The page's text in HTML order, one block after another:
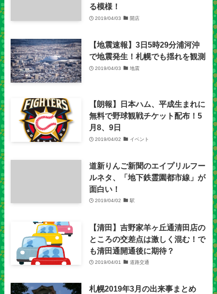
る模様！
2019/04/03 開店
【地震速報】3日5時29分浦河沖
で地震発生！札幌でも揺れを観測
2019/04/03 地震
【朗報】日本ハム、平成生まれに
無料で野球観戦チケット配布！5
月8、9日
2019/04/02 イベント
道新りんご新聞のエイプリルフー
ルネタ、「地下鉄霊園都市線」が
面白い！
2019/04/02 駅
【清田】吉野家羊ヶ丘通清田店の
ところの交差点は激しく混む！で
も清田通開通後に期待？
2019/04/01 道路交通
札幌2019年3月の出来事まとめ